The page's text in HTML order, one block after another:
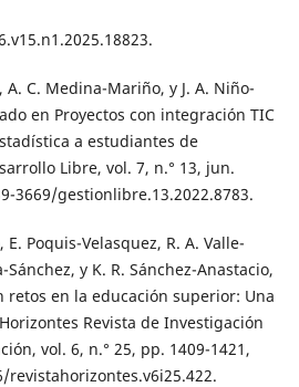
A. C. Medina-Mariño, y J. A. Niño-
en Proyectos con integración TIC
a estudiantes de
Libre, vol. 7, n.° 13, jun.
3669/gestionlibre.13.2022.8783.
E. Poquis-Velasquez, R. A. Valle-
y K. R. Sánchez-Anastacio,
retos en la educación superior: Una
Revista de Investigación
vol. 6, n.° 25, pp. 1409-1421,
revistahorizontes.v6i25.422.